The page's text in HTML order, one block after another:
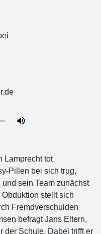
Lamprecht tot
Pillen bei sich trug,
sein Team zunächst
stellt sich
Fremdverschulden
befragt Jans Eltern,
der Schule. Dabei trifft er